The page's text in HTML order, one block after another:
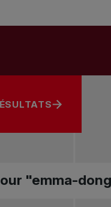
joueur ou autre
"emma-